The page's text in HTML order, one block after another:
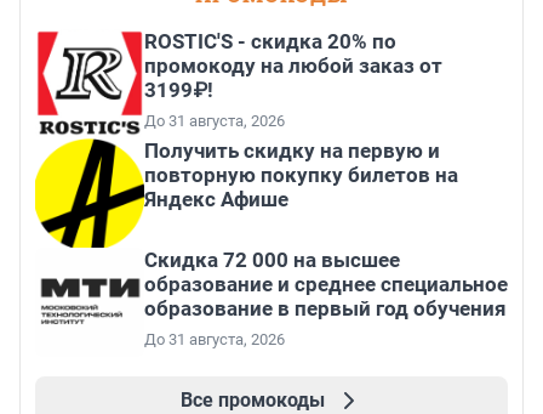
ROSTIC'S - скидка 20% по
промокоду на любой заказ от
3199₽!
До 31 августа, 2026
Получить скидку на первую и
повторную покупку билетов на
Яндекс Афише
Скидка 72 000 на высшее
образование и среднее специальное
образование в первый год обучения
До 31 августа, 2026
Все промокоды